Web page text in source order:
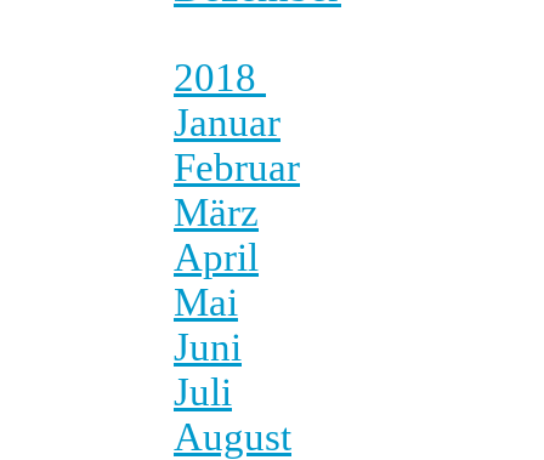
2018
Januar
Februar
März
April
Mai
Juni
Juli
August